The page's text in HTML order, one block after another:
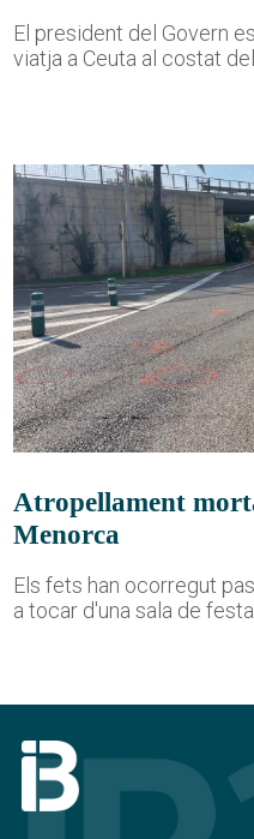
El president del Govern
viatja a Ceuta al costat
Atropellament
Menorca
Els fets han ocorregut
a tocar d'una sala de festa